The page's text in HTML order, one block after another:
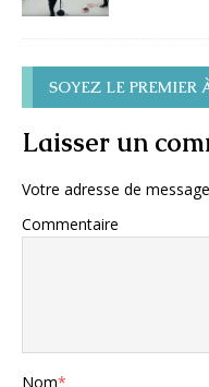
SOYEZ LE PREMIER
Laisser un
Votre adresse de
Commentaire
Nom*